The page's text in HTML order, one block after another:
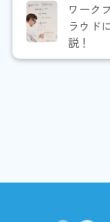
ワーク
ラウド
説！